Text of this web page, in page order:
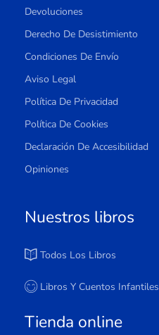
Devoluciones
Derecho De Desistimiento
Condiciones De Envío
Aviso Legal
Política De Privacidad
Política De Cookies
Declaración De Accesibilidad
Opiniones
Nuestros libros
Todos Los Libros
Libros Y Cuentos Infantiles
Tienda online